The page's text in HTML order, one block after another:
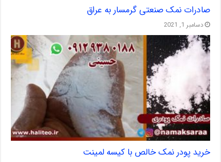
صادرات نمک صنعتی گرمسار به عراق
دسامبر 1, 2021
خرید پودر نمک خالص با کیسه لمینت